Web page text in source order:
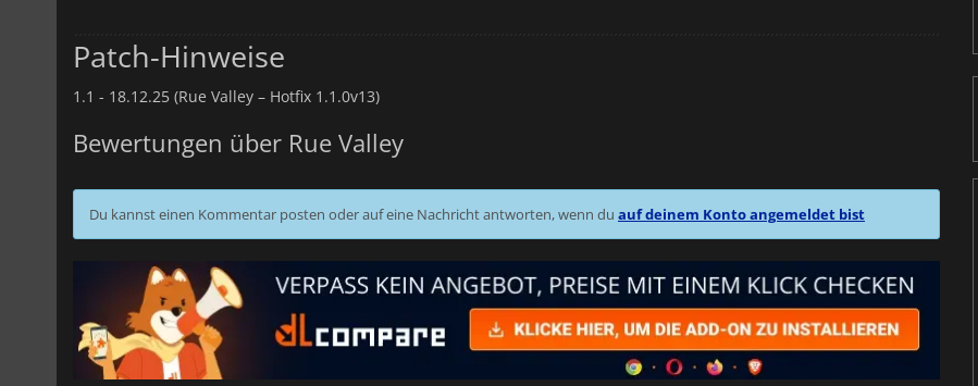
Patch-Hinweise
1.1 - 18.12.25 (Rue Valley – Hotfix 1.1.0v13)
Bewertungen über Rue Valley
Du kannst einen Kommentar posten oder auf eine Nachricht antworten, wenn du auf deinem Konto angemeldet bist